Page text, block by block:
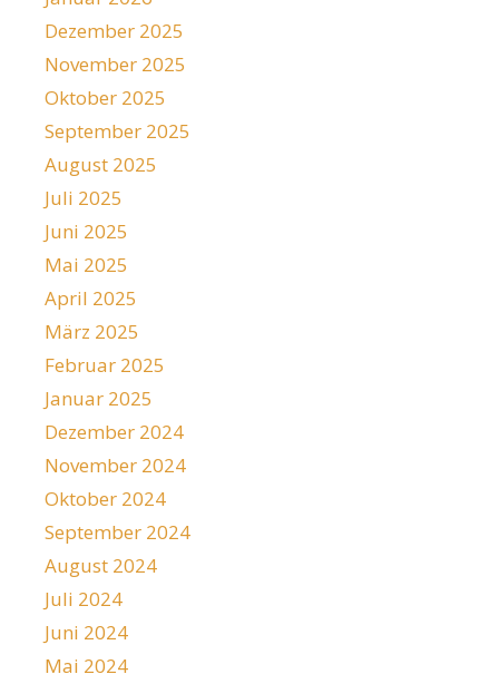
Dezember 2025
November 2025
Oktober 2025
September 2025
August 2025
Juli 2025
Juni 2025
Mai 2025
April 2025
März 2025
Februar 2025
Januar 2025
Dezember 2024
November 2024
Oktober 2024
September 2024
August 2024
Juli 2024
Juni 2024
Mai 2024